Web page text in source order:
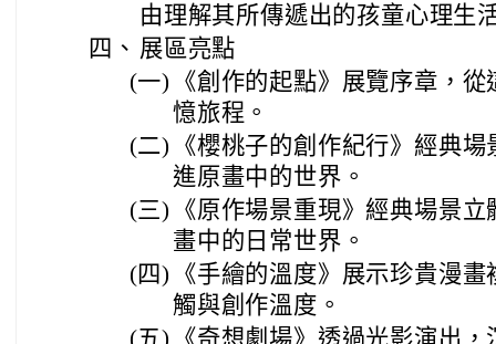
由理解其所傳遞出的孩童心理生
四、 展區亮點
(一)
《創作的起點》展覽序章，
憶旅程。
(二)
《櫻桃子的創作紀行》經典
進原畫中的世界。
(三)
《原作場景重現》經典場景
畫中的日常世界。
(四)
《手繪的溫度》展示珍貴漫
觸與創作溫度。